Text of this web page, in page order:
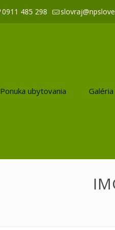
0911 485 298
Ponuka ubytovania Galéria